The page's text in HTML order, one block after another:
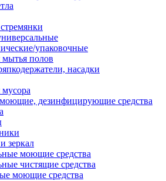
упаковочные
мытья полов
насадки
дезинфицирующие средства
зеркал
моющие средства
чистящие средства
моющие средства